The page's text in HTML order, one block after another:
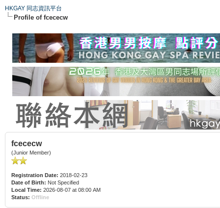
HKGAY 同志資訊平台
Profile of fcececw
fcececw
(Junior Member)
Registration Date: 2018-02-23
Date of Birth: Not Specified
Local Time: 2026-08-07 at 08:00 AM
Status: Offline